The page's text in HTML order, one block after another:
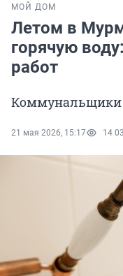
МОЙ ДОМ
Летом в
горячую
работ
Коммунальщики
21 мая 2026, 15:17 14